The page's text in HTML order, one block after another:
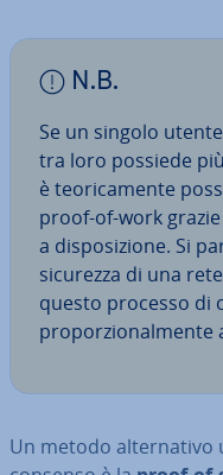
N.B.
Se un singolo
tra loro possiede
è teo­ri­ca­men­te
proof-of-work
a di­spo­si­zio­ne. Si
sicurezza di una
questo processo di
pro­por­zio­nal­men­te
Un metodo al­ter­na­ti­vo